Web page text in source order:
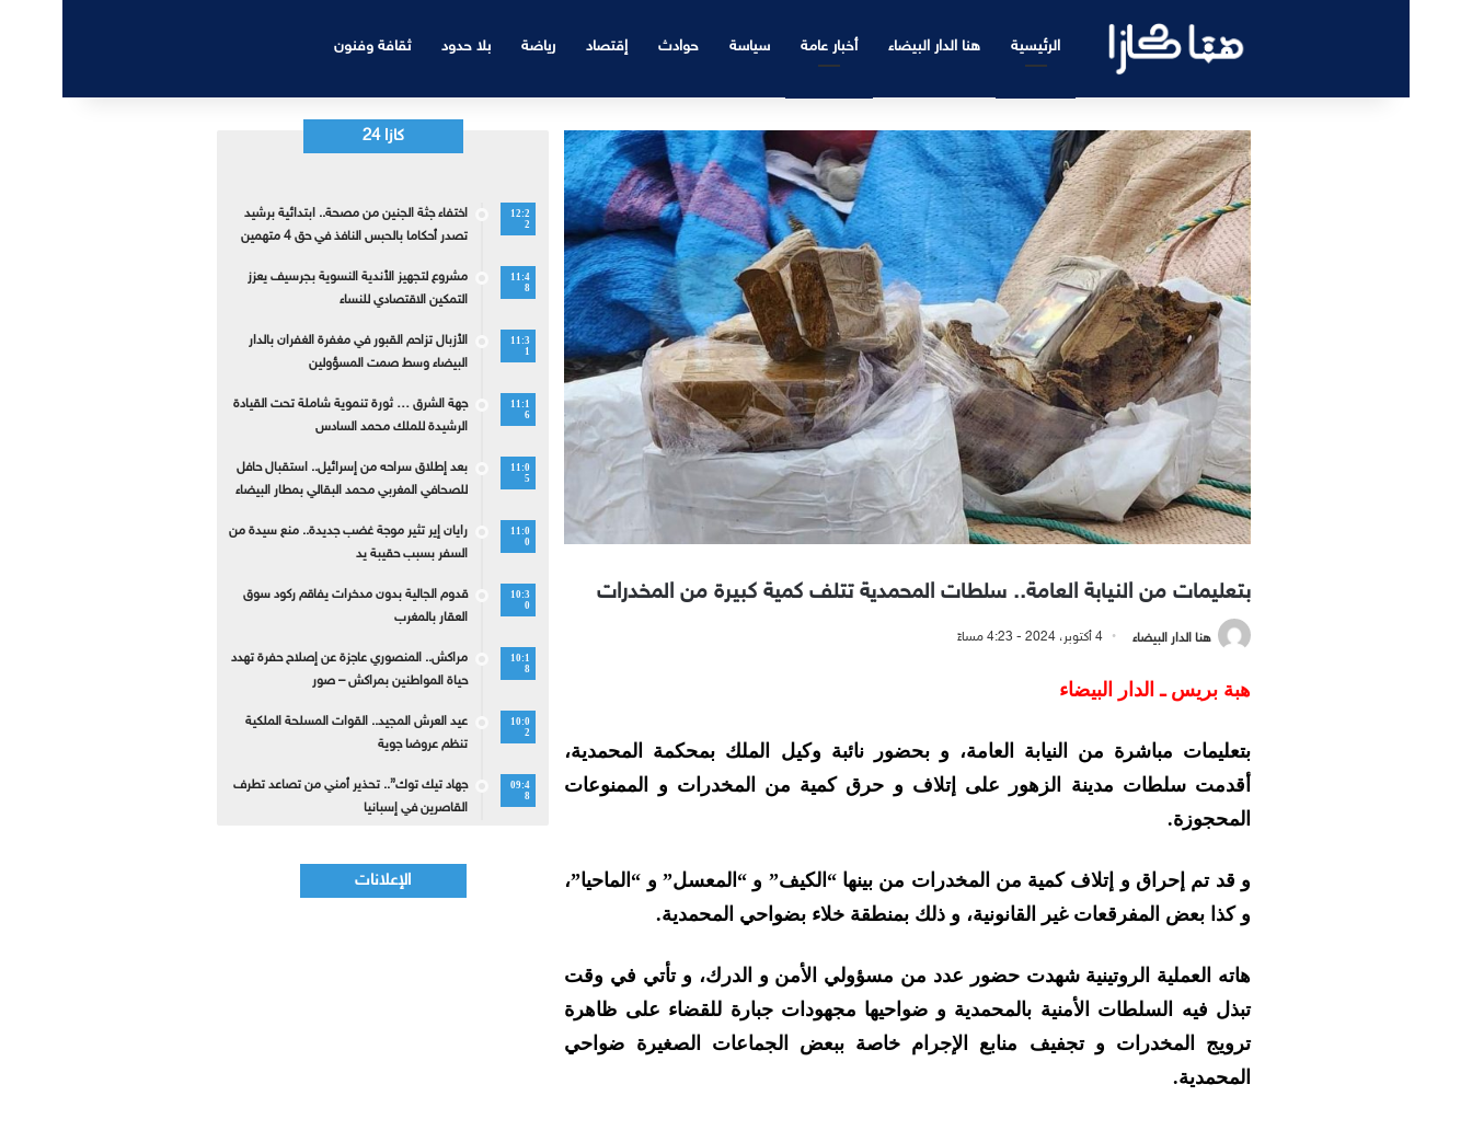
الرئيسية هنا الدار البيضاء أخبار عامة سياسة حوادث إقتصاد رياضة بلا حدود ثقافة وفنون
بتعليمات من النيابة العامة.. سلطات المحمدية تتلف كمية كبيرة من المخدرات
هنا الدار البيضاء 4 أكتوبر، 2024 - 4:23 مساءً
هبة بريس ـ الدار البيضاء
بتعليمات مباشرة من النيابة العامة، و بحضور نائبة وكيل الملك بمحكمة المحمدية،
أقدمت سلطات مدينة الزهور على إتلاف و حرق كمية من المخدرات و الممنوعات
المحجوزة.
و قد تم إحراق و إتلاف كمية من المخدرات من بينها “الكيف” و “المعسل” و “الماحيا”،
و كذا بعض المفرقعات غير القانونية، و ذلك بمنطقة خلاء بضواحي المحمدية.
هاته العملية الروتينية شهدت حضور عدد من مسؤولي الأمن و الدرك، و تأتي في وقت
تبذل فيه السلطات الأمنية بالمحمدية و ضواحيها مجهودات جبارة للقضاء على ظاهرة
ترويج المخدرات و تجفيف منابع الإجرام خاصة ببعض الجماعات الصغيرة ضواحي
المحمدية.
كازا 24
12:2
2
اختفاء جثة الجنين من مصحة.. ابتدائية برشيد
تصدر أحكاما بالحبس النافذ في حق 4 متهمين
11:4
8
مشروع لتجهيز الأندية النسوية بجرسيف يعزز
التمكين الاقتصادي للنساء
11:3
1
الأزبال تزاحم القبور في مغفرة الغفران بالدار
البيضاء وسط صمت المسؤولين
11:1
6
جهة الشرق … ثورة تنموية شاملة تحت القيادة
الرشيدة للملك محمد السادس
11:0
5
بعد إطلاق سراحه من إسرائيل.. استقبال حافل
للصحافي المغربي محمد البقالي بمطار البيضاء
11:0
0
رايان إير تثير موجة غضب جديدة.. منع سيدة من
السفر بسبب حقيبة يد
10:3
0
قدوم الجالية بدون مدخرات يفاقم ركود سوق
العقار بالمغرب
10:1
8
مراكش.. المنصوري عاجزة عن إصلاح حفرة تهدد
حياة المواطنين بمراكش – صور
10:0
2
عيد العرش المجيد.. القوات المسلحة الملكية
تنظم عروضا جوية
09:4
8
جهاد تيك توك”.. تحذير أمني من تصاعد تطرف
القاصرين في إسبانيا
الإعلانات